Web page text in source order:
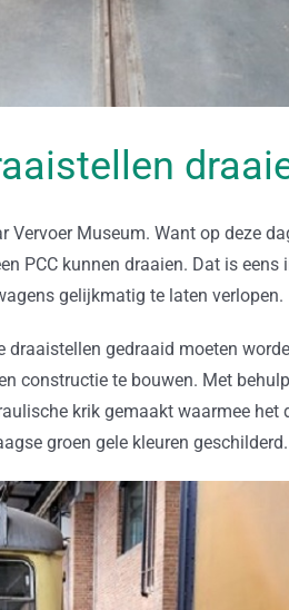
Vervoer Museum. Want op deze
PCC kunnen draaien. Dat is eens
gelijkmatig te laten verlopen.
gedraaid moeten
constructie te bouwen. Met
krik gemaakt waarmee het
groen gele kleuren geschilderd.